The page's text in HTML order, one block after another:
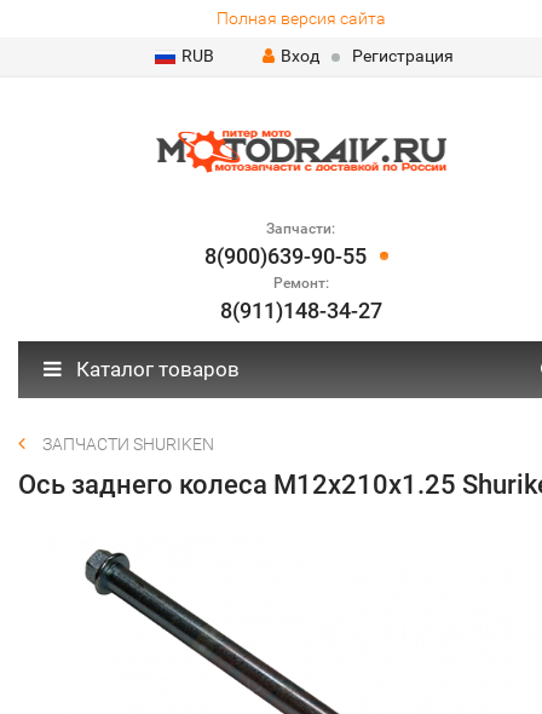
Полная версия сайта
RUB
Вход Регистрация
Запчасти:
8(900)639-90-55
Ремонт:
8(911)148-34-27
Каталог товаров
ЗАПЧАСТИ SHURIKEN
Ось заднего колеса М12х210х1.25